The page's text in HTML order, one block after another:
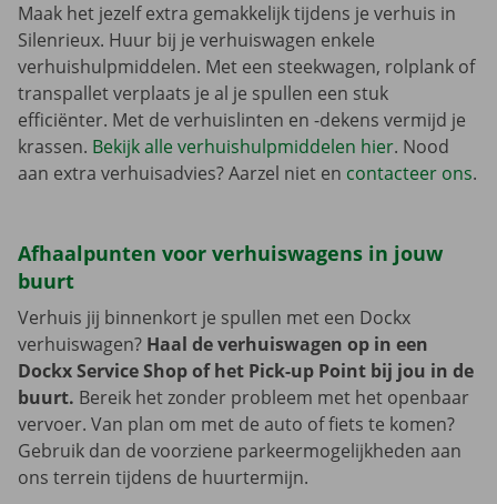
Maak het jezelf extra gemakkelijk tijdens je verhuis in
Silenrieux. Huur bij je verhuiswagen enkele
verhuishulpmiddelen. Met een steekwagen, rolplank of
transpallet verplaats je al je spullen een stuk
efficiënter. Met de verhuislinten en -dekens vermijd je
krassen. Bekijk alle verhuishulpmiddelen hier. Nood
aan extra verhuisadvies? Aarzel niet en contacteer ons.
Afhaalpunten voor verhuiswagens in jouw
buurt
Verhuis jij binnenkort je spullen met een Dockx
verhuiswagen? Haal de verhuiswagen op in een
Dockx Service Shop of het Pick-up Point bij jou in de
buurt. Bereik het zonder probleem met het openbaar
vervoer. Van plan om met de auto of fiets te komen?
Gebruik dan de voorziene parkeermogelijkheden aan
ons terrein tijdens de huurtermijn.